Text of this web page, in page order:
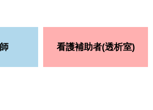
看護補助者(透析室)